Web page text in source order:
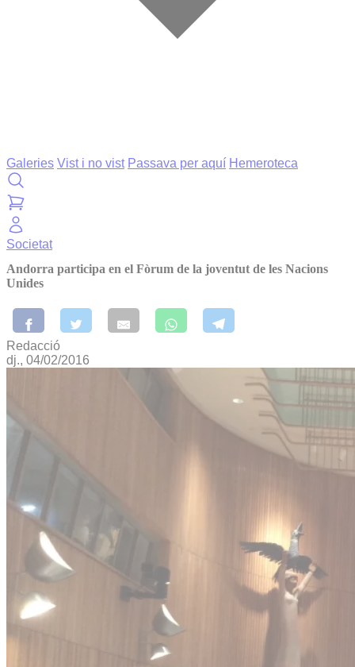
Galeries Vist i no vist Passava per aquí Hemeroteca
Societat
Andorra participa en el Fòrum de la joventut de les Nacions
Unides
Redacció
dj., 04/02/2016